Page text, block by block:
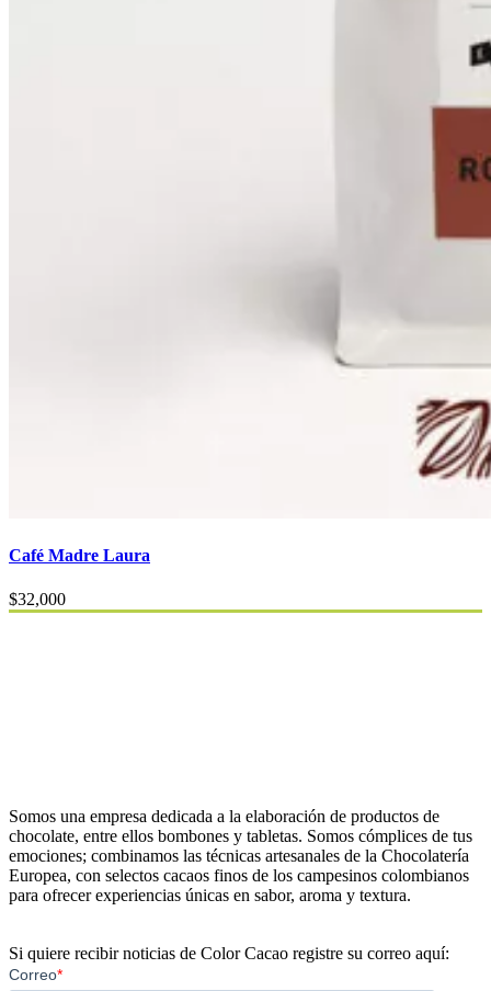
Café Madre Laura
$32,000
Somos una empresa dedicada a la elaboración de productos de
chocolate, entre ellos bombones y tabletas. Somos cómplices de tus
emociones; combinamos las técnicas artesanales de la Chocolatería
Europea, con selectos cacaos finos de los campesinos colombianos
para ofrecer experiencias únicas en sabor, aroma y textura.
Si quiere recibir noticias de Color Cacao registre su correo aquí: